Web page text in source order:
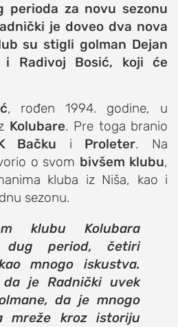
perioda za novu sezonu
je doveo dva nova
su stigli golman Dejan
i Radivoj Bosić, koji će
, rođen 1994. godine, u
Kolubare. Pre toga branio
Bačku i Proleter. Na
o svom bivšem klubu,
kluba iz Niša, kao i
sezonu.
klubu Kolubara
dug period, četiri
mnogo iskustva.
je Radnički uvek
da je mnogo
mreže kroz istoriju